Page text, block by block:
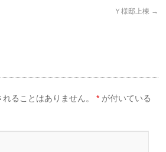
Ｙ様邸上棟 →
ることはありません。 * が付いている